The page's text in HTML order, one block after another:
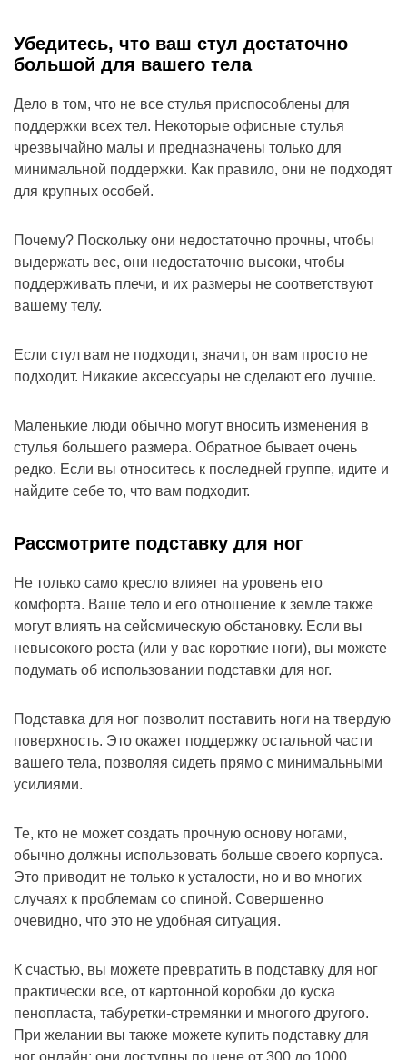
Убедитесь, что ваш стул достаточно
большой для вашего тела
Дело в том, что не все стулья приспособлены для
поддержки всех тел. Некоторые офисные стулья
чрезвычайно малы и предназначены только для
минимальной поддержки. Как правило, они не подходят
для крупных особей.
Почему? Поскольку они недостаточно прочны, чтобы
выдержать вес, они недостаточно высоки, чтобы
поддерживать плечи, и их размеры не соответствуют
вашему телу.
Если стул вам не подходит, значит, он вам просто не
подходит. Никакие аксессуары не сделают его лучше.
Маленькие люди обычно могут вносить изменения в
стулья большего размера. Обратное бывает очень
редко. Если вы относитесь к последней группе, идите и
найдите себе то, что вам подходит.
Рассмотрите подставку для ног
Не только само кресло влияет на уровень его
комфорта. Ваше тело и его отношение к земле также
могут влиять на сейсмическую обстановку. Если вы
невысокого роста (или у вас короткие ноги), вы можете
подумать об использовании подставки для ног.
Подставка для ног позволит поставить ноги на твердую
поверхность. Это окажет поддержку остальной части
вашего тела, позволяя сидеть прямо с минимальными
усилиями.
Те, кто не может создать прочную основу ногами,
обычно должны использовать больше своего корпуса.
Это приводит не только к усталости, но и во многих
случаях к проблемам со спиной. Совершенно
очевидно, что это не удобная ситуация.
К счастью, вы можете превратить в подставку для ног
практически все, от картонной коробки до куска
пенопласта, табуретки-стремянки и многого другого.
При желании вы также можете купить подставку для
ног онлайн; они доступны по цене от 300 до 1000